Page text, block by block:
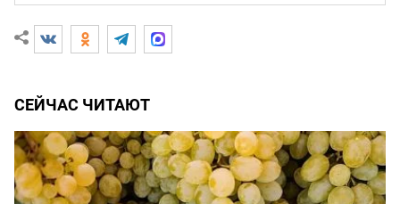
СЕЙЧАС ЧИТАЮТ